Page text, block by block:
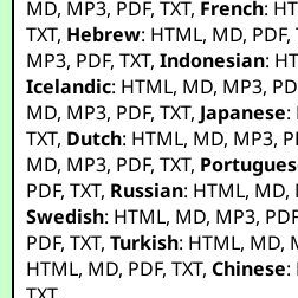
MD, MP3, PDF,TXT, French:
TXT, Hebrew: HTML, MD, PDF,
MP3, PDF,TXT,Indonesian:
Icelandic: HTML, MD, MP3,
MD, MP3, PDF,TXT, Japanese:
TXT, Dutch: HTML, MD, MP3,
MD, MP3, PDF,TXT,
PDF,TXT, Russian: HTML, MD,
Swedish: HTML, MD, MP3,
PDF,TXT,Turkish: HTML, MD,
HTML, MD, PDF,TXT,Chinese: